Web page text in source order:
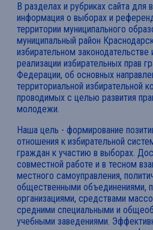
В разделах и рубриках сайта для
информация о выборах и
территории муниципального
муниципальный район
избирательном законодательстве
реализации избирательных прав
Федерации, об основных
территориальной избирательной
проводимых с целью развития
молодежи.
Наша цель - формирование
отношения к избирательной
граждан к участию в выборах.
совместной работе и в тесном
местного самоуправления,
общественными объединениями,
организациями, средствами
средними специальными и
учебными заведениями.